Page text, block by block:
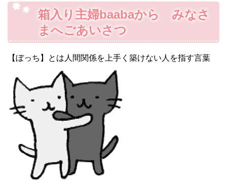
箱入り主婦baabaから みなさ
まへごあいさつ
【ぼっち】とは人間関係を上手く築けない人を指す言葉